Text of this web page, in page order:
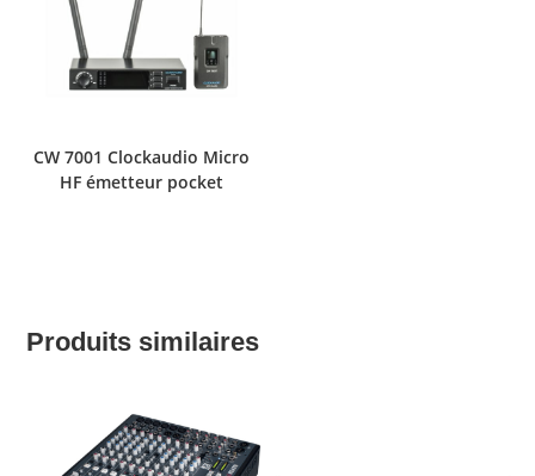
CW 7001 Clockaudio Micro
HF émetteur pocket
Produits similaires